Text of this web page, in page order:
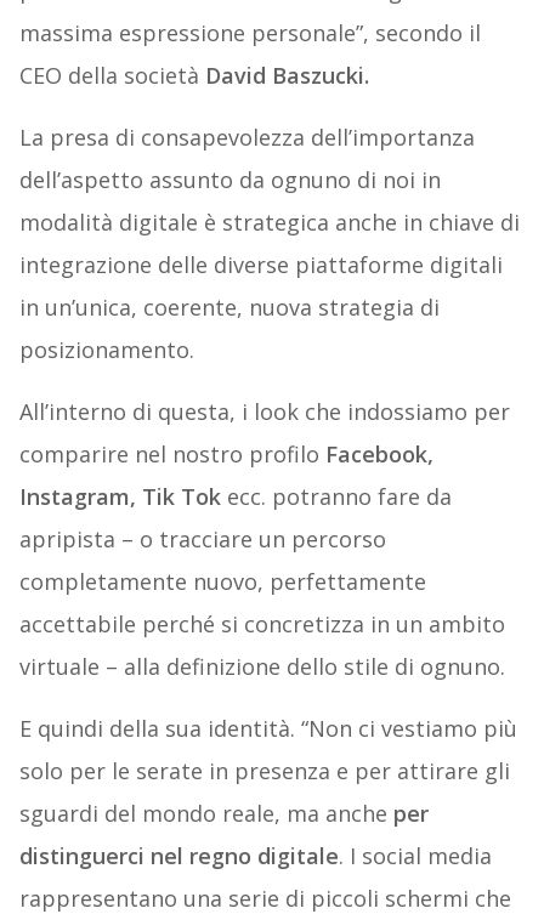
massima espressione personale”, secondo il
CEO della società David Baszucki.
La presa di consapevolezza dell’importanza
dell’aspetto assunto da ognuno di noi in
modalità digitale è strategica anche in chiave di
integrazione delle diverse piattaforme digitali
in un’unica, coerente, nuova strategia di
posizionamento.
All’interno di questa, i look che indossiamo per
comparire nel nostro profilo Facebook,
Instagram, Tik Tokecc. potranno fare da
apripista – o tracciare un percorso
completamente nuovo, perfettamente
accettabile perché si concretizza in un ambito
virtuale – alla definizione dello stile di ognuno.
E quindi della sua identità. “Non ci vestiamo più
solo per le serate in presenza e per attirare gli
sguardi del mondo reale, ma anche per
distinguerci nel regno digitale. I social media
rappresentano una serie di piccoli schermi che